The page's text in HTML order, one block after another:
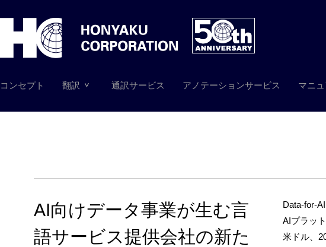
コンセプト 翻訳 通訳サービス アノテーションサービス マニ
AI向けデータ事業が生む言
語サービス提供会社の新た
Data-for-
AIプラッ
米ドル、